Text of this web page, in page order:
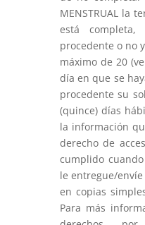
MENSTRUAL la
está
procedente o no
máximo de 20
día en que se
procedente su
(quince) días
la información
derecho de
cumplido cuando
le entregue/
en copias
Para más